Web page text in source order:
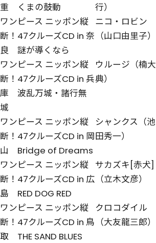
重 くまの鼓動
行）
ワンピース ニッポン縦
断！47クルーズCD in 奈
良 謎が導くなら
ニコ・ロビン
（山口由里子）
ワンピース ニッポン縦
断！47クルーズCD in 兵
庫 波乱万城・諸行無
城
ウルージ（楠大
典）
ワンピース ニッポン縦
断！47クルーズCD in 岡
山 Bridge of Dreams
シャンクス（池
田秀一）
ワンピース ニッポン縦
断！47クルーズCD in 広
島 RED DOG RED
サカズキ[赤犬]
（立木文彦）
ワンピース ニッポン縦
断！47クルーズCD in 鳥
取 THE SAND BLUES
クロコダイル
（大友龍三郎）